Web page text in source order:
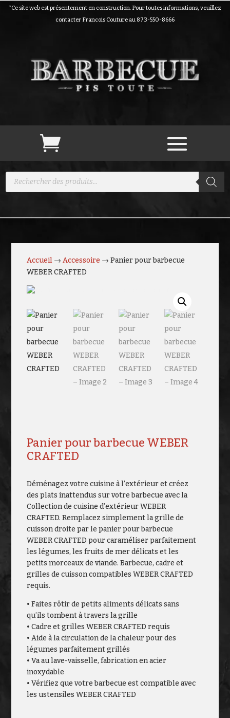
*Ce site web est présentement en construction. Pour toutes informations, veuillez
contacter Francois Couture au 873-550-8666
Recherche
Accueil →Accessoire → Panier pour barbecue
WEBER CRAFTED
Panier pour barbecue WEBER
CRAFTED
Déménagez votre cuisine à l’extérieur et créez
des plats inattendus sur votre barbecue avec la
Collection de cuisine d’extérieur WEBER
CRAFTED. Remplacez simplement la grille de
cuisson droite par le panier pour barbecue
WEBER CRAFTED pour caraméliser parfaitement
les légumes, les fruits de mer délicats et les
petits morceaux de viande. Barbecue, cadre et
grilles de cuisson compatibles WEBER CRAFTED
requis.
• Faites rôtir de petits aliments délicats sans
qu’ils tombent à travers la grille
• Cadre et grilles WEBER CRAFTED requis
• Aide à la circulation de la chaleur pour des
légumes parfaitement grillés
• Va au lave-vaisselle, fabrication en acier
inoxydable
• Vérifiez que votre barbecue est compatible avec
les ustensiles WEBER CRAFTED